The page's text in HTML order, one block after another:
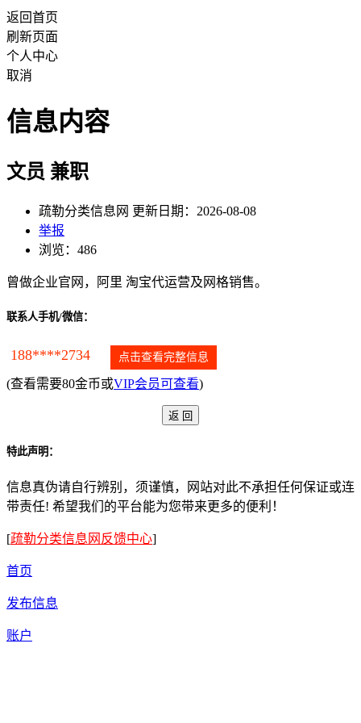
返回首页
刷新页面
个人中心
取消
信息内容
文员 兼职
疏勒分类信息网 更新日期：2026-08-08
举报
浏览：486
曾做企业官网，阿里 淘宝代运营及网格销售。
联系人手机/微信：
188****2734 点击查看完整信息
(查看需要80金币或VIP会员可查看)
特此声明：
信息真伪请自行辨别，须谨慎，网站对此不承担任何保证或连
带责任! 希望我们的平台能为您带来更多的便利！
[疏勒分类信息网反馈中心]
首页
发布信息
账户